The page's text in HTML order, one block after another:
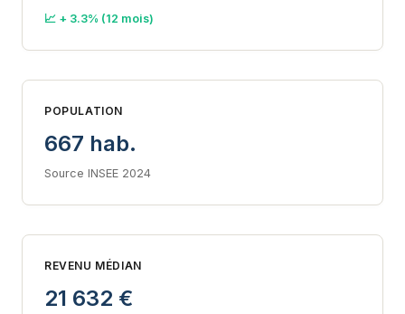
📈 + 3.3% (12 mois)
POPULATION
667 hab.
Source INSEE 2024
REVENU MÉDIAN
21 632 €